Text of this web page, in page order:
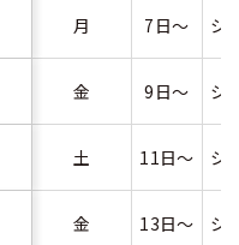
月 7日～ シ
金 9日～ シ
土 11日～ シ
金 13日～ シ